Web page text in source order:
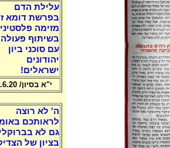
עלילת הדם
בפרשת דומא
מזימה
בשיתוף פעולה
עם סוכני ביון
יהודונים
ישראלים!
י"א בסיון/ 3.6.20
ה' לא רוצה
לראותכם
גם לא
בציון של